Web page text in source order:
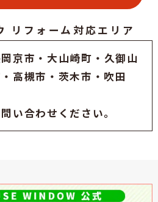
リフォーム対応エリア
京市 ・大山崎町・久御山
・高槻市・茨木市・吹田
い合わせください。